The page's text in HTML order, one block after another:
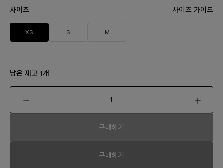
사이즈 사이즈 가이드
XS S M
남은 재고 1개
구매하기
구매하기